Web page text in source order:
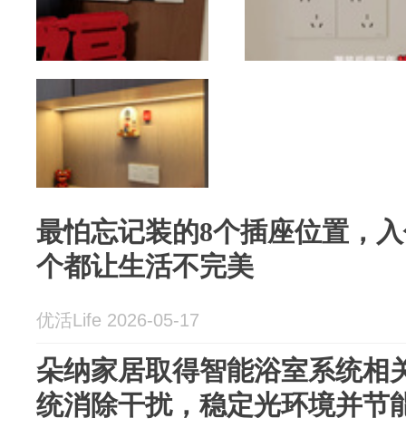
最怕忘记装的8个插座位置，
个都让生活不完美
优活Life 2026-05-17
朵纳家居取得智能浴室系统相
统消除干扰，稳定光环境并节